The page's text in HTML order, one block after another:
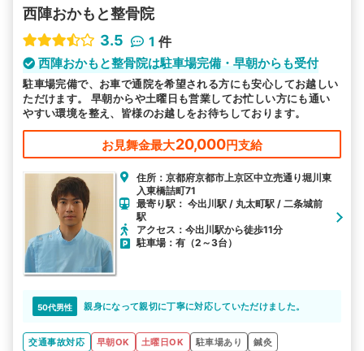
西陣おかもと整骨院
3.5
1 件
西陣おかもと整骨院は駐車場完備・早朝からも受付
駐車場完備で、お車で通院を希望される方にも安心してお越しい
ただけます。 早朝からや土曜日も営業してお忙しい方にも通い
やすい環境を整え、皆様のお越しをお待ちしております。
お見舞金最大20,000円支給
住所：京都府京都市上京区中立売通り堀川東
入東橋詰町71
最寄り駅： 今出川駅 / 丸太町駅 / 二条城前
駅
アクセス：今出川駅から徒歩11分
駐車場：有（2～3台）
50代男性 親身になって親切に丁寧に対応していただけました。
交通事故対応 早朝OK 土曜日OK 駐車場あり
鍼灸